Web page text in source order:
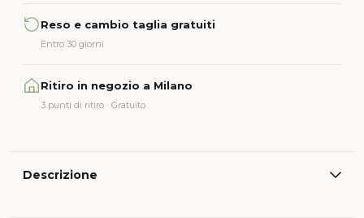
Reso e cambio taglia gratuiti
Entro 30 giorni
Ritiro in negozio a Milano
3 punti di ritiro · Gratuito
Descrizione